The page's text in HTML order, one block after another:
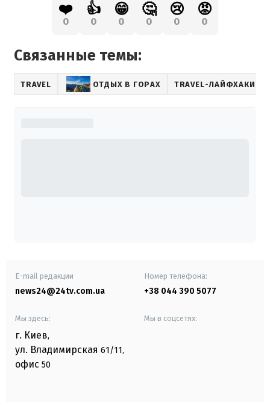
❤️
0
👍
0
😁
0
🤔
0
😢
0
😡
0
Связанные темы:
TRAVEL ОТДЫХ В ГОРАХ TRAVEL-ЛАЙФХАКИ
E-mail редакции
news24@24tv.com.ua
Номер телефона:
+38 044 390 5077
Мы здесь:
г. Киев,
ул. Владимирская 61/11,
офис 50
Мы в соцсетях: